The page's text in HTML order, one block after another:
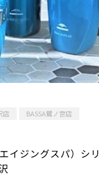
店
BASSA鷺ノ宮店
イジングスパ）シリ